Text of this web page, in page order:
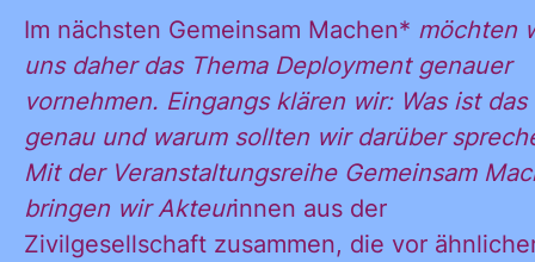
Im nächsten Gemeinsam Machen* möchten
uns daher das Thema Deployment genauer
vornehmen. Eingangs klären wir: Was ist das
genau und warum sollten wir darüber
Mit der Veranstaltungsreihe Gemeinsam
bringen wir Akteurinnen aus der
Zivilgesellschaft zusammen, die vor